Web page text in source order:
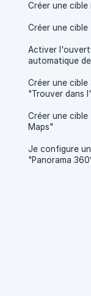
Créer une cible
Créer une cible
Activer
automatique
Créer une
"Trouver dans
Créer une cible
Maps"
Je configure
"Panorama